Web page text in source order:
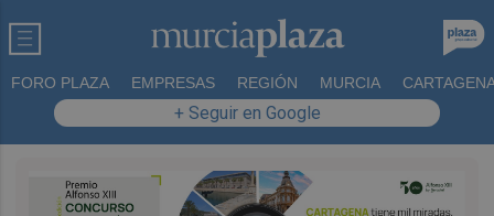
FORO PLAZA EMPRESAS REGIÓN MURCIA
+ Seguir en Google